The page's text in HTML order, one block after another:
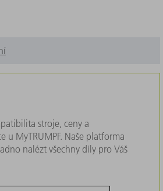
stroje, ceny a
MyTRUMPF. Naše platforma
nalézt všechny díly pro Váš